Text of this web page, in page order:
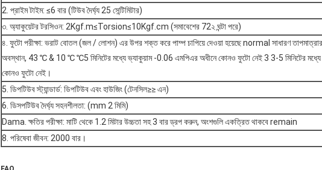
2. প্রাইম টাইম: ≤6 বার (টিউব দৈর্ঘ্য 25 সেন্টিমিটার)
৩. অ্যাকুয়েটর টরসিওন: 2Kgf.m≤Torsion≤10Kgf.cm (সমাবেশের 72২ ঘন্টা পরে)
৪. ফুটো পরীক্ষা: ভরাট বোতল (জল / লোশন) এর উপর শক্ত করে পাম্প চাপিয়ে দেওয়া হয়েছে normal সাধারণ
অবস্থান, 43 ℃ & 10 ℃ ℃5 মিনিটের মধ্যে ভ্যাকুয়াম -0.06 এমপিএর অধীনে কোনও ফুটো নেই 3 3-5 মিনিটের
কোনও ফুটো নেই।
5. ডিপটিউব স্ট্যান্ডার্ড: ডিপটিউব এবং হাউজিং (টেনসিল≥≥ এন)
6. ডিসপটিউব দৈর্ঘ্য সহনশীলতা: (mm 2 মিমি)
Dama. ক্ষতির পরীক্ষা: মাটি থেকে 1.2 মিটার উচ্চতা সহ 3 বার ড্রপ করুন, অংশগুলি একত্রিত থাকবে remain
8. পরিষেবা জীবন: 2000 বার।